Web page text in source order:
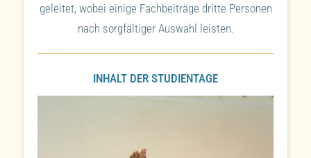
geleitet, wobei einige Fachbeiträge dritte Personen
nach sorgfältiger Auswahl leisten.
INHALT DER STUDIENTAGE